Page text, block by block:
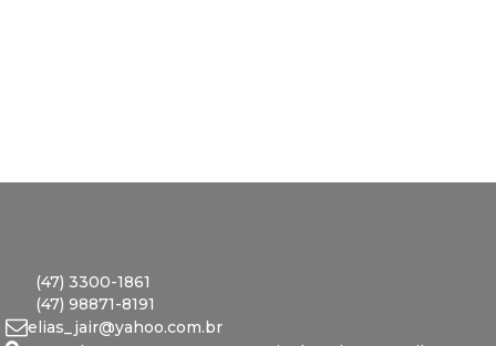
(47) 3300-1861
(47) 98871-8191
elias_jair@yahoo.com.br